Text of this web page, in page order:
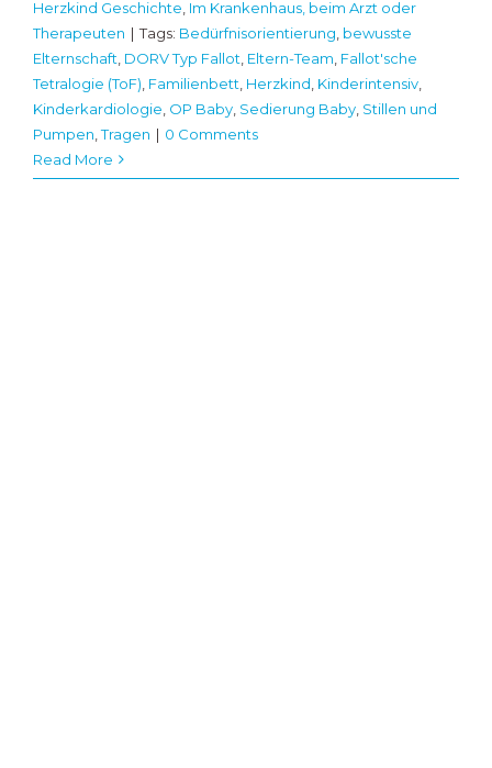
Herzkind Geschichte Im Krankenhaus, beim Arzt oder
Therapeuten | Tags: Bedürfnisorientierung bewusste
Elternschaft DORV Typ Fallot Eltern-Team Fallot'sche
Tetralogie (ToF) Familienbett Herzkind Kinderintensiv,
Kinderkardiologie OP Baby, Sedierung Baby, Stillen und
Pumpen ,Tragen | 0 Comments
Read More